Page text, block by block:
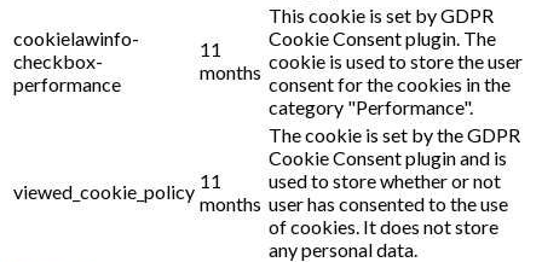
cookielawinfo-
checkbox-
performance
11
months
This cookie is set by GDPR
Cookie Consent plugin. The
cookie is used to store the user
consent for the cookies in the
category "Performance".
viewed_cookie_policy 11
months
The cookie is set by the GDPR
Cookie Consent plugin and is
used to store whether or not
user has consented to the use
of cookies. It does not store
any personal data.